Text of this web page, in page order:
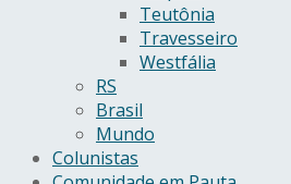
Teutônia
Travesseiro
Westfália
RS
Brasil
Mundo
Colunistas